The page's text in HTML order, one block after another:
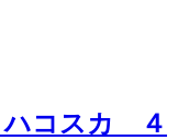
ハコスカ ４